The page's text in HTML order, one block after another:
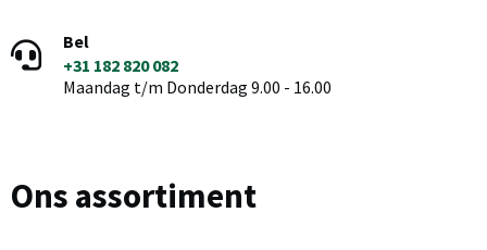
Bel
+31 182 820 082
Maandag t/m Donderdag 9.00 - 16.00
Ons assortiment